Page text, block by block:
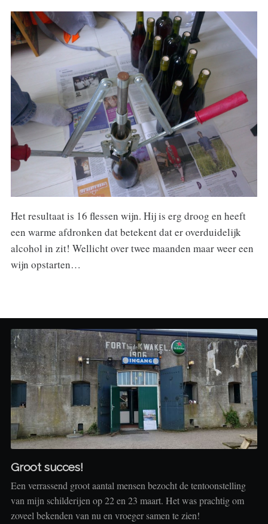
Het resultaat is 16 flessen wijn. Hij is erg droog en heeft
een warme afdronken dat betekent dat er overduidelijk
alcohol in zit! Wellicht over twee maanden maar weer een
wijn opstarten…
Groot succes!
Een verrassend groot aantal mensen bezocht de tentoonstelling
van mijn schilderijen op 22 en 23 maart. Het was prachtig om
zoveel bekenden van nu en vroeger samen te zien!